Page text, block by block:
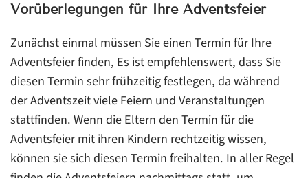
Vorüberlegungen für Ihre Adventsfeier
Zunächst einmal müssen Sie einen Termin für Ihre
Adventsfeier finden, Es ist empfehlenswert, dass Sie
diesen Termin sehr frühzeitig festlegen, da während
der Adventszeit viele Feiern und Veranstaltungen
stattfinden. Wenn die Eltern den Termin für die
Adventsfeier mit ihren Kindern rechtzeitig wissen,
können sie sich diesen Termin freihalten. In aller Regel